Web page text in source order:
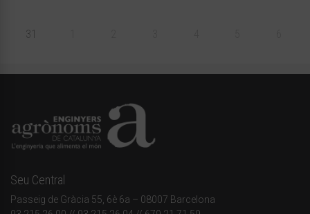
31
Seu Central
Passeig de Gràcia 55, 6è 6a – 08007 Barcelona